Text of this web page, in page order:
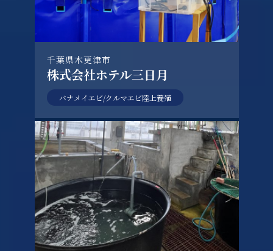
千葉県木更津市
株式会社ホテル三日月
バナメイエビ/クルマエビ陸上養殖